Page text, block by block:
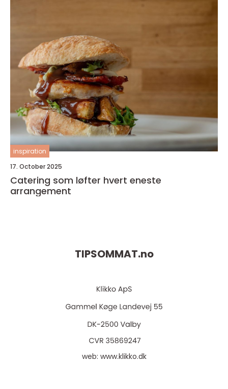
inspiration
17. October 2025
Catering som løfter hvert eneste
arrangement
TIPSOMMAT.no
web: www.klikko.dk